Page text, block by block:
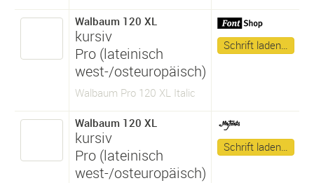
Walbaum 120 XL
kursiv
Pro (lateinisch
west-/osteuropäisch)
Walbaum Pro 120 XL Italic
Schrift laden…
Walbaum 120 XL
kursiv
Pro (lateinisch
west-/osteuropäisch)
Schrift laden…